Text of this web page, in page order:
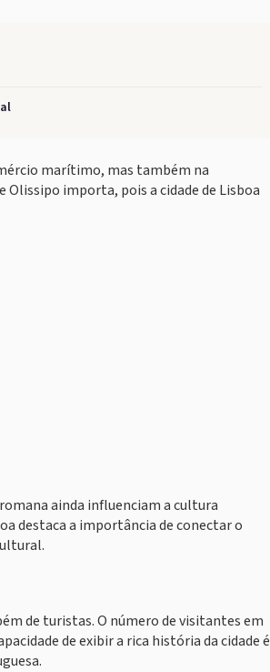
marítimo, mas também na
Olissipo importa, pois a cidade de Lisboa
ainda influenciam a cultura
destaca a importância de conectar o
de turistas. O número de visitantes em
de exibir a rica história da cidade é